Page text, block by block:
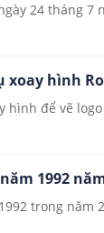
24 tháng 7
xoay hình
hình để vẽ
1992
trong năm